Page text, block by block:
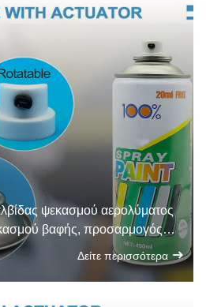
ψεκασμού αερολύματος
βαφής, προσαρμογός
Δείτε περισσότερα